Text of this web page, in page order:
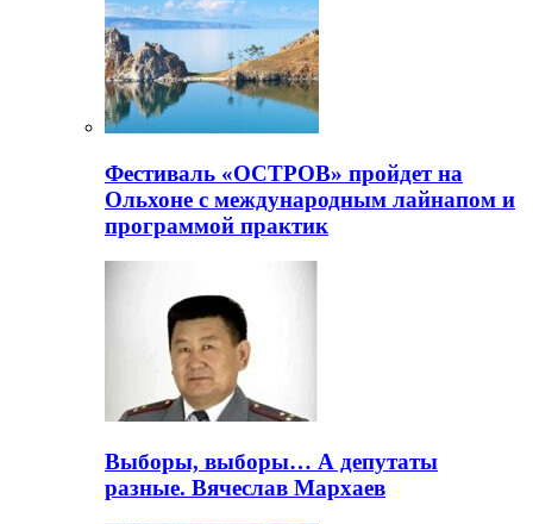
Фестиваль «ОСТРОВ» пройдет на
Ольхоне с международным лайнапом и
программой практик
Выборы, выборы… А депутаты
разные. Вячеслав Мархаев